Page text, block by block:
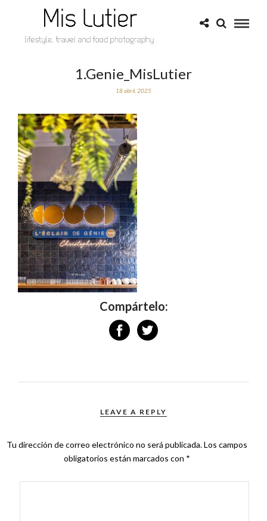
1.Genie_MisLutier
18 abril, 2025
Compártelo:
LEAVE A REPLY
Tu dirección de correo electrónico no será publicada.Los campos
obligatorios están marcados con *